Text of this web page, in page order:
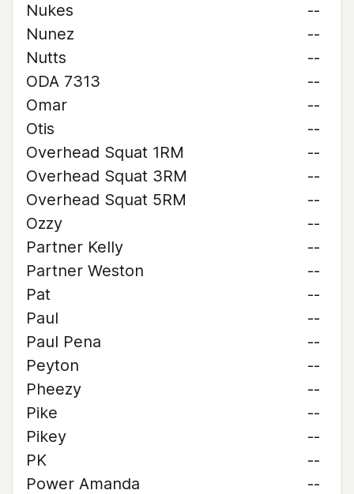
Nukes
--
Nunez
--
Nutts
--
ODA 7313
--
Omar
--
Otis
--
Overhead Squat 1RM
--
Overhead Squat 3RM
--
Overhead Squat 5RM
--
Ozzy
--
Partner Kelly
--
Partner Weston
--
Pat
--
Paul
--
Paul Pena
--
Peyton
--
Pheezy
--
Pike
--
Pikey
--
PK
--
Power Amanda
--